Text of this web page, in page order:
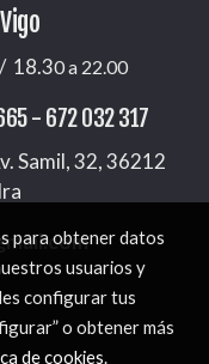
18.30 a 22.00
- 672 032 317
Samil, 32, 36212
para obtener datos
usuarios y
configurar tus
o obtener más
de cookies.